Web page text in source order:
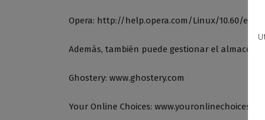
Opera: http://help.opera.com/Linux/10.60/es-
Además, también puede gestionar el almacén
Ghostery: www.ghostery.com
Your Online Choices: